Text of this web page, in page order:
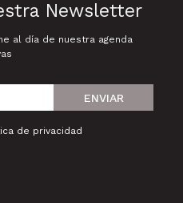
Newsletter
al día de nuestra agenda
de privacidad
ENVIAR